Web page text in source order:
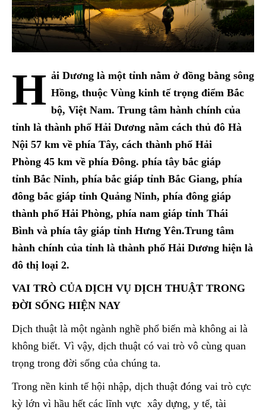
H ải Dương là một tỉnh nằm ở đồng bằng sông
Hồng, thuộc Vùng kinh tế trọng điểm Bắc
bộ, Việt Nam. Trung tâm hành chính của
tỉnh là thành phố Hải Dương nằm cách thủ đô Hà
Nội 57 km về phía Tây, cách thành phố Hải
Phòng 45 km về phía Đông. phía tây bắc giáp
tỉnh Bắc Ninh, phía bắc giáp tỉnh Bắc Giang, phía
đông bắc giáp tỉnh Quảng Ninh, phía đông giáp
thành phố Hải Phòng, phía nam giáp tỉnh Thái
Bình và phía tây giáp tỉnh Hưng Yên.Trung tâm
hành chính của tỉnh là thành phố Hải Dương hiện là
đô thị loại 2.
VAI TRÒ CỦA DỊCH VỤ DỊCH THUẬT TRONG
ĐỜI SỐNG HIỆN NAY
Dịch thuật là một ngành nghề phổ biến mà không ai là
không biết. Vì vậy, dịch thuật có vai trò vô cùng quan
trọng trong đời sống của chúng ta.
Trong nền kinh tế hội nhập, dịch thuật đóng vai trò cực
kỳ lớn vì hầu hết các lĩnh vực xây dựng, y tế, tài